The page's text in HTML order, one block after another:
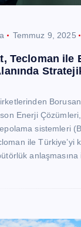
Temmuz 9, 2025
Tecloman ile
Borusan
Enerji
sistemleri
ile Türkiye’yi
anlaşmasına